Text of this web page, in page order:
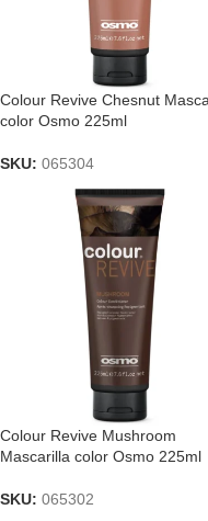
Colour Revive Chesnut
color Osmo 225ml
SKU: 065304
Colour Revive Mushroom
Mascarilla color Osmo 225ml
SKU: 065302